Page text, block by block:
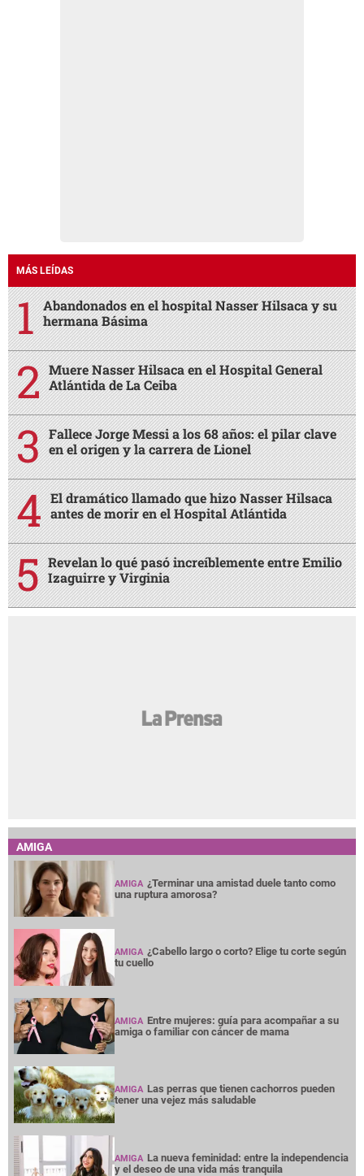
MÁS LEÍDAS
Abandonados en el hospital Nasser Hilsaca y su
hermana Básima
Muere Nasser Hilsaca en el Hospital General
Atlántida de La Ceiba
Fallece Jorge Messi a los 68 años: el pilar clave
en el origen y la carrera de Lionel
El dramático llamado que hizo Nasser Hilsaca
antes de morir en el Hospital Atlántida
Revelan lo qué pasó increíblemente entre Emilio
Izaguirre y Virginia
AMIGA
AMIGA ¿Terminar una amistad duele tanto como
una ruptura amorosa?
AMIGA ¿Cabello largo o corto? Elige tu corte según
tu cuello
AMIGA Entre mujeres: guía para acompañar a su
amiga o familiar con cáncer de mama
AMIGA Las perras que tienen cachorros pueden
tener una vejez más saludable
AMIGA La nueva feminidad: entre la independencia
y el deseo de una vida más tranquila